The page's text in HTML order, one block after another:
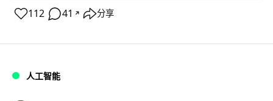
112 41 ↗ 分享
人工智能